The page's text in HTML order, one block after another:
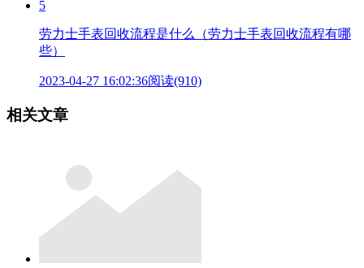
5
劳力士手表回收流程是什么（劳力士手表回收流程有哪
些）
2023-04-27 16:02:36阅读(910)
相关文章